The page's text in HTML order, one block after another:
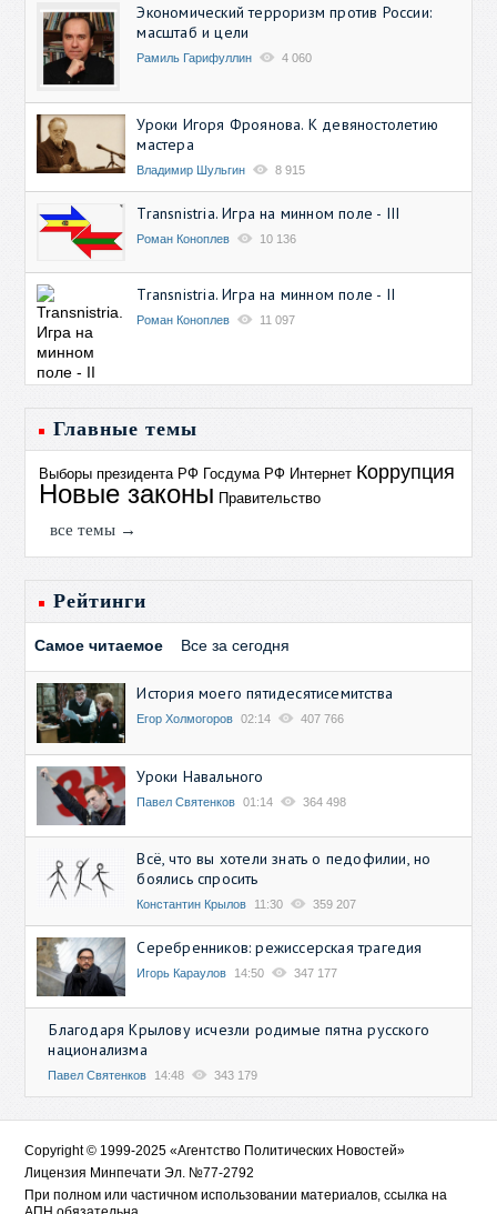
Экономический терроризм против России:
масштаб и цели
Рамиль Гарифуллин 4 060
Уроки Игоря Фроянова. К девяностолетию
мастера
Владимир Шульгин 8 915
Transnistria. Игра на минном поле - III
Роман Коноплев 10 136
Transnistria. Игра на минном поле - II
Роман Коноплев 11 097
Главные темы
Выборы президента РФ Госдума РФ Интернет Коррупция
Новые законы Правительство
все темы →
Рейтинги
Самое читаемое Все за сегодня
История моего пятидесятисемитства
Егор Холмогоров 02:14 407 766
Уроки Навального
Павел Святенков 01:14 364 498
Всё, что вы хотели знать о педофилии, но
боялись спросить
Константин Крылов 11:30 359 207
Серебренников: режиссерская трагедия
Игорь Караулов 14:50 347 177
Благодаря Крылову исчезли родимые пятна русского
национализма
Павел Святенков 14:48 343 179
Copyright © 1999-2025 «Агентство Политических Новостей»
Лицензия Минпечати Эл. №77-2792
При полном или частичном использовании материалов, ссылка на